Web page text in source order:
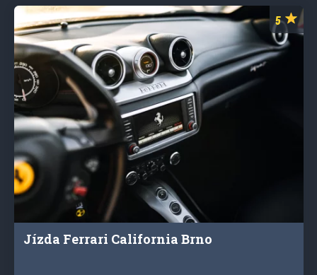
Jízda Ferrari California Brno